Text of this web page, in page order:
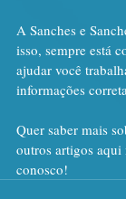
A Sanches e
isso, sempre está
ajudar você
informações
Quer saber mais
outros artigos aqui
conosco!